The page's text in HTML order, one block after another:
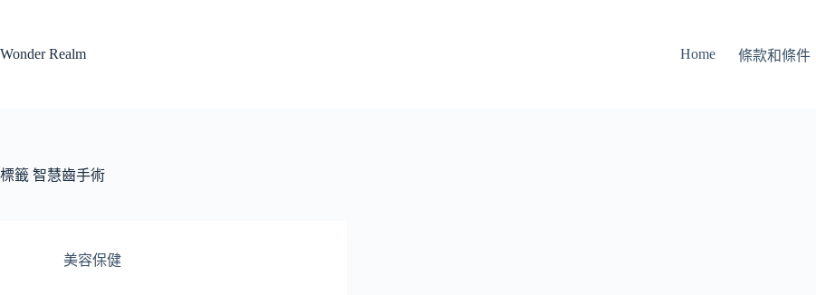
主
Wonder Realm Home 條款和條件
標籤 智慧齒手術
美容保健